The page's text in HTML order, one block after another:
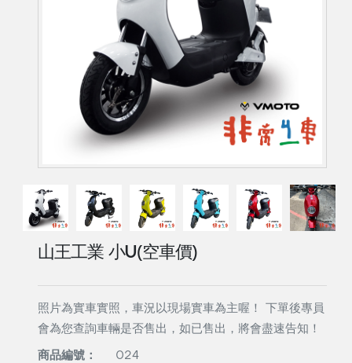
山王工業 小U(空車價)
照片為實車實照，車況以現場實車為主喔！ 下單後專員
會為您查詢車輛是否售出，如已售出，將會盡速告知！
商品編號： 024